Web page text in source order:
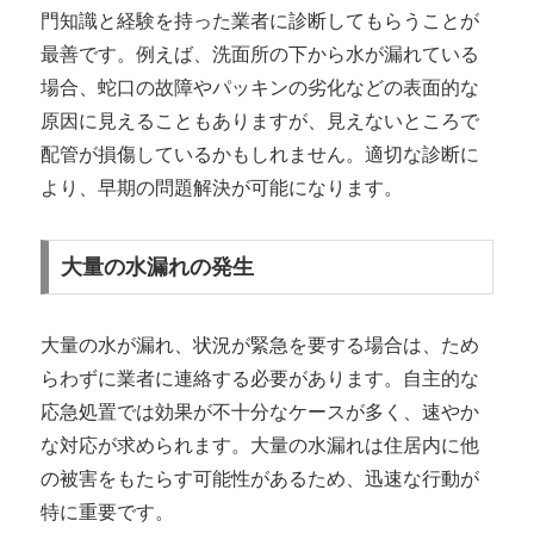
門知識と経験を持った業者に診断してもらうことが
最善です。例えば、洗面所の下から水が漏れている
場合、蛇口の故障やパッキンの劣化などの表面的な
原因に見えることもありますが、見えないところで
配管が損傷しているかもしれません。適切な診断に
より、早期の問題解決が可能になります。
大量の水漏れの発生
大量の水が漏れ、状況が緊急を要する場合は、ため
らわずに業者に連絡する必要があります。自主的な
応急処置では効果が不十分なケースが多く、速やか
な対応が求められます。大量の水漏れは住居内に他
の被害をもたらす可能性があるため、迅速な行動が
特に重要です。